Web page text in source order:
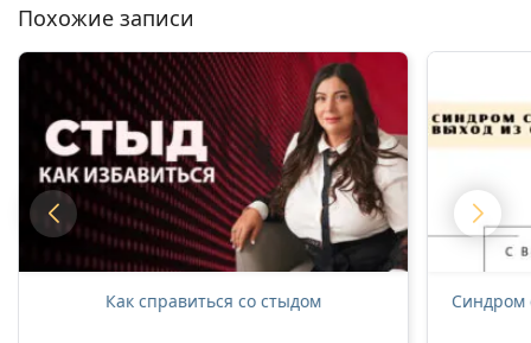
Похожие записи
Как справиться со стыдом Синдром